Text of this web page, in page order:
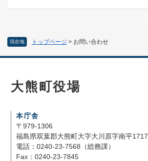
現在地 トップページ > お問い合わせ
大熊町役場
本庁舎
〒979-1306
福島県双葉郡大熊町大字大川原字南平1717
電話：0240-23-7568（総務課）
Fax：0240-23-7845